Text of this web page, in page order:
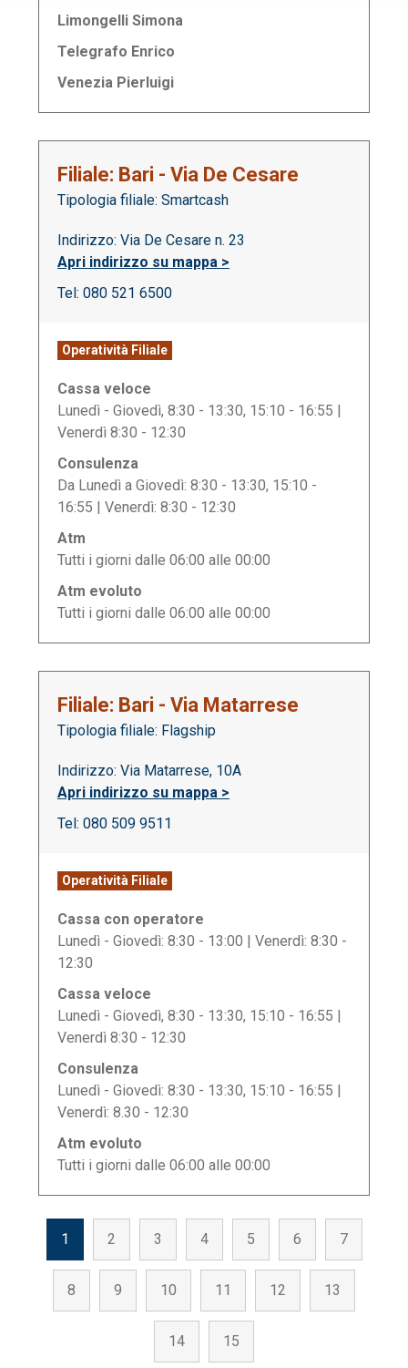
Limongelli Simona
Telegrafo Enrico
Venezia Pierluigi
Filiale: Bari - Via De Cesare
Tipologia filiale: Smartcash
Indirizzo: Via De Cesare n. 23
Apri indirizzo su mappa >
Tel: 080 521 6500
Operatività Filiale
Cassa veloce
Lunedì - Giovedì, 8:30 - 13:30, 15:10 - 16:55 |
Venerdì 8:30 - 12:30
Consulenza
Da Lunedì a Giovedì: 8:30 - 13:30, 15:10 -
16:55 | Venerdì: 8:30 - 12:30
Atm
Tutti i giorni dalle 06:00 alle 00:00
Atm evoluto
Tutti i giorni dalle 06:00 alle 00:00
Filiale: Bari - Via Matarrese
Tipologia filiale: Flagship
Indirizzo: Via Matarrese, 10A
Apri indirizzo su mappa >
Tel: 080 509 9511
Operatività Filiale
Cassa con operatore
Lunedì - Giovedì: 8:30 - 13:00 | Venerdì: 8:30 -
12:30
Cassa veloce
Lunedì - Giovedì, 8:30 - 13:30, 15:10 - 16:55 |
Venerdì 8:30 - 12:30
Consulenza
Lunedì - Giovedì: 8:30 - 13:30, 15:10 - 16:55 |
Venerdì: 8.30 - 12:30
Atm evoluto
Tutti i giorni dalle 06:00 alle 00:00
1 2 3 4 5 6 7
8 9 10 11 12 13
14 15